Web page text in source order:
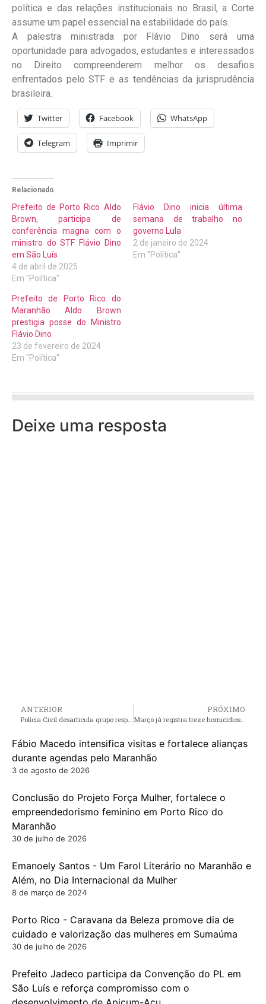
política e das relações institucionais no Brasil, a Corte
assume um papel essencial na estabilidade do país.
A palestra ministrada por Flávio Dino será uma
oportunidade para advogados, estudantes e interessados
no Direito compreenderem melhor os desafios
enfrentados pelo STF e as tendências da jurisprudência
brasileira.
Twitter Facebook WhatsApp
Telegram Imprimir
Relacionado
Prefeito de Porto Rico Aldo
Brown, participa de
conferência magna com o
ministro do STF Flávio Dino
em São Luís
4 de abril de 2025
Em "Política"
Flávio Dino inicia última
semana de trabalho no
governo Lula
2 de janeiro de 2024
Em "Política"
Prefeito de Porto Rico do
Maranhão Aldo Brown
prestigia posse do Ministro
Flávio Dino
23 de fevereiro de 2024
Em "Política"
Deixe uma resposta
ANTERIOR
Polícia Civil desarticula grupo responsável por sequestro e roubo no Residencial Ribeira, em São Luís
PRÓXIMO
Março já registra treze homicídios e três latrocínios na Grande São Luís
Fábio Macedo intensifica visitas e fortalece alianças
durante agendas pelo Maranhão
3 de agosto de 2026
Conclusão do Projeto Força Mulher, fortalece o
empreendedorismo feminino em Porto Rico do
Maranhão
30 de julho de 2026
Emanoely Santos - Um Farol Literário no Maranhão e
Além, no Dia Internacional da Mulher
8 de março de 2024
Porto Rico - Caravana da Beleza promove dia de
cuidado e valorização das mulheres em Sumaúma
30 de julho de 2026
Prefeito Jadeco participa da Convenção do PL em
São Luís e reforça compromisso com o